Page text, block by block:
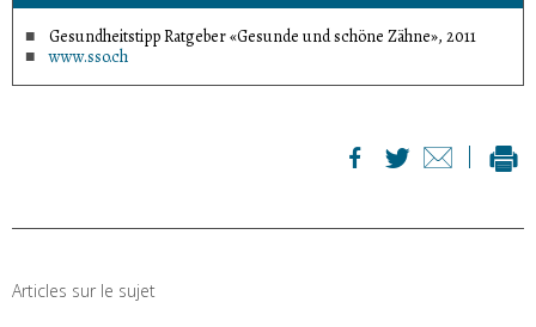
Gesundheitstipp Ratgeber «Gesunde und schöne Zähne», 2011
www.sso.ch
Articles sur le sujet